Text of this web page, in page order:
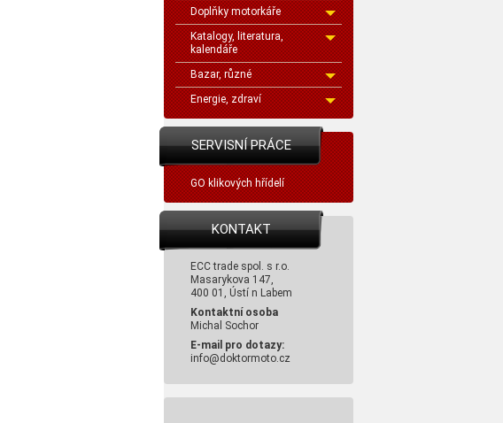
Doplňky motorkáře
Katalogy, literatura,
kalendáře
Bazar, různé
Energie, zdraví
SERVISNÍ PRÁCE
GO klikových hřídelí
KONTAKT
ECC trade spol. s r.o.
Masarykova 147,
400 01, Ústí n Labem
Kontaktní osoba
Michal Sochor
E-mail pro dotazy:
info@doktormoto.cz